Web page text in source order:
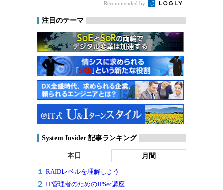
Recommended by
注目のテーマ
System Insider 記事ランキング
本日 月間
RAIDレベルを理解しよう
IT管理者のためのIPSec講座